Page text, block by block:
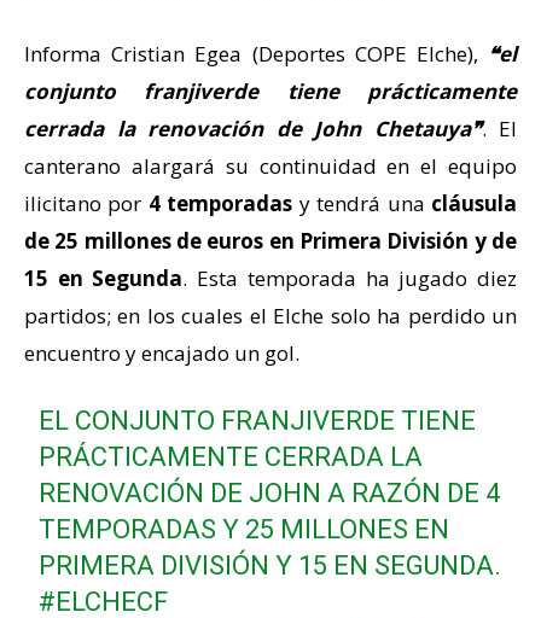
Informa Cristian Egea (Deportes COPE Elche), ❝el
conjunto franjiverde tiene prácticamente
cerrada larenovación deJohn Chetauya❞. El
canterano alargará su continuidad en el equipo
ilicitano por 4 temporadas y tendrá una cláusula
de 25 millones de euros en Primera División y de
15 en Segunda. Esta temporada ha jugado diez
partidos; en los cuales el Elche solo ha perdido un
encuentro y encajado un gol.
EL CONJUNTO FRANJIVERDE TIENE
PRÁCTICAMENTE CERRADA LA
RENOVACIÓN DE JOHN A RAZÓN DE 4
TEMPORADAS Y 25 MILLONES EN
PRIMERA DIVISIÓN Y 15 EN SEGUNDA.
#ELCHECF